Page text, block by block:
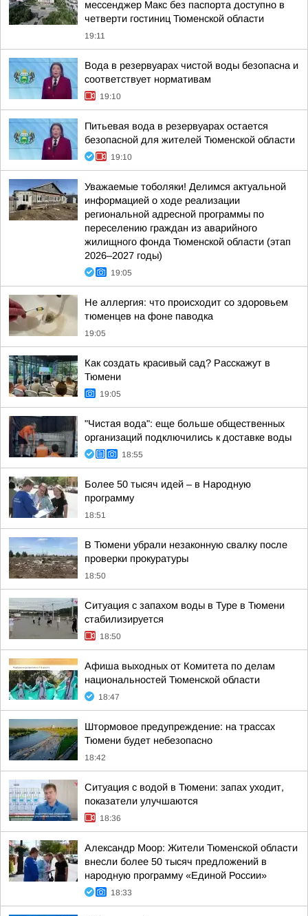
мессенджер Макс без паспорта доступно в
четверти гостиниц Тюменской области
19:11
Вода в резервуарах чистой воды безопасна и
соответствует нормативам
19:10
Питьевая вода в резервуарах остается
безопасной для жителей Тюменской области
19:10
Уважаемые тоболяки! Делимся актуальной
информацией о ходе реализации
региональной адресной программы по
переселению граждан из аварийного
жилищного фонда Тюменской области (этап
2026–2027 годы)
19:05
Не аллергия: что происходит со здоровьем
тюменцев на фоне паводка
19:05
Как создать красивый сад? Расскажут в
Тюмени
19:05
"Чистая вода": еще больше общественных
организаций подключились к доставке воды
18:55
Более 50 тысяч идей – в Народную
программу
18:51
В Тюмени убрали незаконную свалку после
проверки прокуратуры
18:50
Ситуация с запахом воды в Туре в Тюмени
стабилизируется
18:50
Афиша выходных от Комитета по делам
национальностей Тюменской области
18:47
Штормовое предупреждение: на трассах
Тюмени будет небезопасно
18:42
Ситуация с водой в Тюмени: запах уходит,
показатели улучшаются
18:36
Александр Моор: Жители Тюменской области
внесли более 50 тысяч предложений в
народную программу «Единой России»
18:33